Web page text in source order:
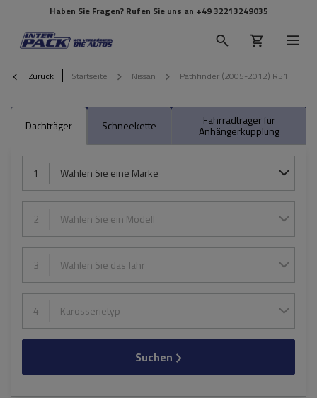
Haben Sie Fragen? Rufen Sie uns an +49 32213249035
Zurück Startseite Nissan Pathfinder (2005-2012) R51
Dachträger Schneekette Fahrradträger für
Anhängerkupplung
1 Wählen Sie eine Marke
2 Wählen Sie ein Modell
3 Wählen Sie das Jahr
4 Karosserietyp
Suchen